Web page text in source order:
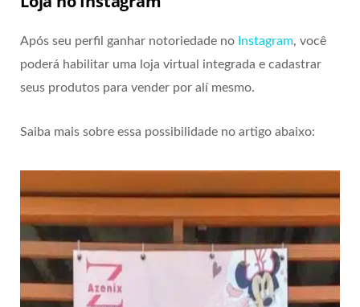
Após seu perfil ganhar notoriedade no Instagram, você
poderá habilitar uma loja virtual integrada e cadastrar
seus produtos para vender por alí mesmo.
Saiba mais sobre essa possibilidade no artigo abaixo: